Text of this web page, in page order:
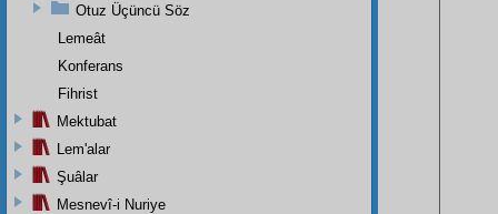
Otuz Üçüncü Söz
Lemeât
Konferans
Fihrist
Mektubat
Lem'alar
Şuâlar
Mesnevî-i Nuriye